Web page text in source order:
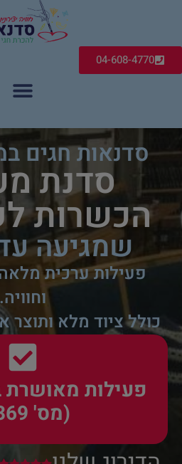
04-608-4770
סדנאות חגים
סדנת
הכשרות
שמגיעה
פעילות ערכית
וחוויה.
כולל ציוד מלא ותוצר
פעילות מאושרת
(מס' 2369)